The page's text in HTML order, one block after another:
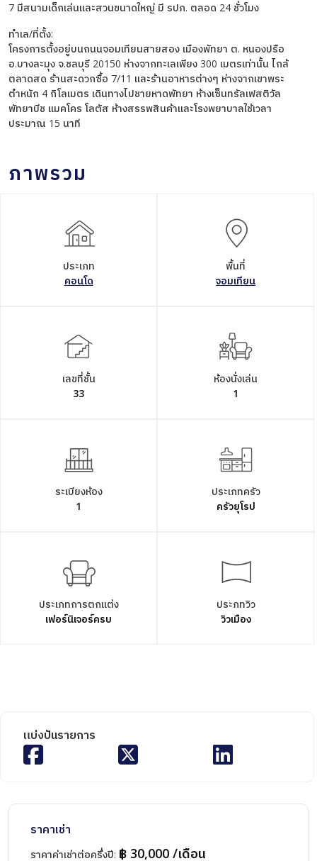
7 มีสนามเด็กเล่นและสวนขนาดใหญ่ มี รปภ. ตลอด 24 ชั่วโมง
ทำเล/ที่ตั้ง:
โครงการตั้งอยู่บนถนนจอมเทียนสายสอง เมืองพัทยา ต. หนองปรือ
อ.บางละมุง จ.ชลบุรี 20150 ห่างจากทะเลเพียง 300 เมตรเท่านั้น ไกล้
ตลาดสด ร้านสะดวกซื้อ 7/11 และร้านอาหารต่างๆ ห่างจากเขาพระ
ตำหนัก 4 กิโลเมตร เดินทางไปชายหาดพัทยา ห้างเซ็นทรัลเฟสติวัล
พัทยาบีช แมคโคร โลตัส ห้างสรรพสินค้าและโรงพยาบาลใช้เวลา
ประมาณ 15 นาที
ภาพรวม
ประเภท
คอนโด
พื้นที่
จอมเทียน
เลขที่ชั้น
33
ห้องนั่งเล่น
1
ระเบียงห้อง
1
ประเภทครัว
ครัวยุโรป
ประเภทการตกแต่ง
เฟอร์นิเจอร์ครบ
ประภทวิว
วิวเมือง
แบ่งปันรายการ
ราคาเช่า
ราคาค่าเช่าต่อครึ่งปี: ฿ 30,000 /เดือน